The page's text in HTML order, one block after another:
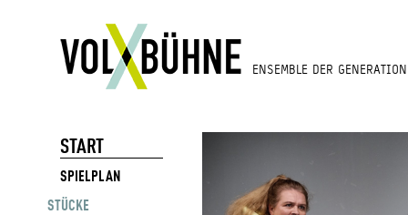
ENSEMBLE DER
START
SPIELPLAN
STÜCKE